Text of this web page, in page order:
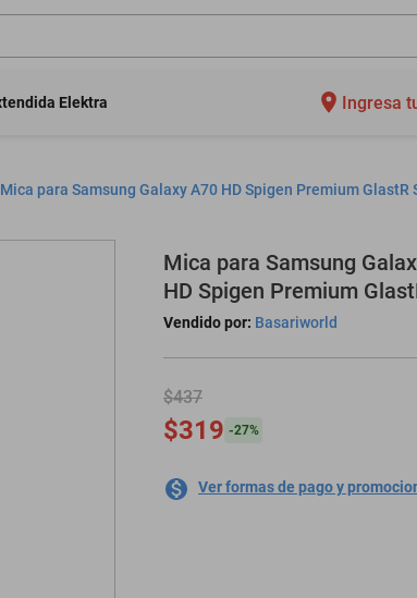
Elektra Ingresa
Mica para Samsung Galaxy A70 HD Spigen Premium GlastR
Mica para Samsung
HD Spigen Premium
Vendido por: Basariworld
$437
$319 -27%
Ver formas de pago y